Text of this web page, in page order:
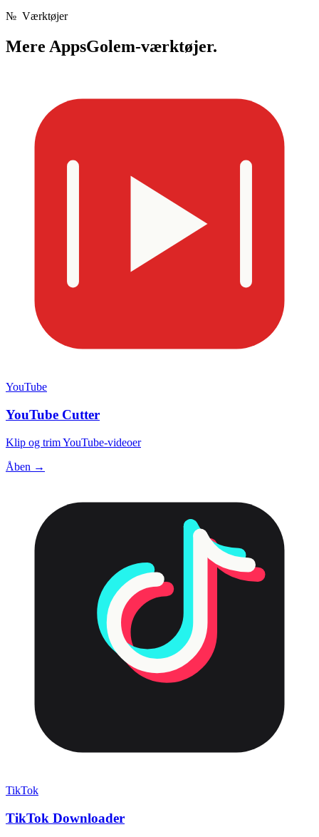
№ Værktøjer
Mere AppsGolem-værktøjer.
YouTube
YouTube Cutter
Klip og trim YouTube-videoer
Åben →
TikTok
TikTok Downloader